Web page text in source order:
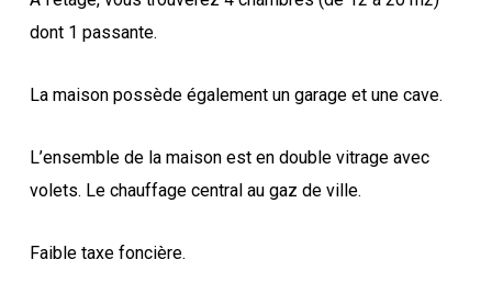
dont 1 passante.
La maison possède également un garage et une cave.
L’ensemble de la maison est en double vitrage avec
volets. Le chauffage central au gaz de ville.
Faible taxe foncière.